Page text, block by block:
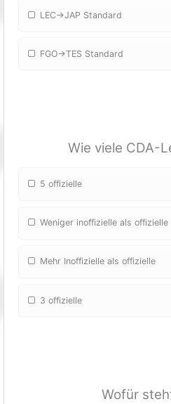
LEC->JAP Standard
FGO->TES Standard
Wie viele CDA-
5 offizielle
Weniger inoffizielle als offizielle
Mehr Inoffizielle als offizielle
3 offizielle
Wofür